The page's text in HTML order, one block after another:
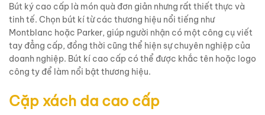
Bút ký cao cấp là món quà đơn giản nhưng rất thiết thực và
tinh tế. Chọn bút kí từ các thương hiệu nổi tiếng như
Montblanc hoặc Parker, giúp người nhận có một công cụ viết
tay đẳng cấp, đồng thời cũng thể hiện sự chuyên nghiệp của
doanh nghiệp. Bút kí cao cấp có thể được khắc tên hoặc logo
công ty để làm nổi bật thương hiệu.
Cặp xách da cao cấp